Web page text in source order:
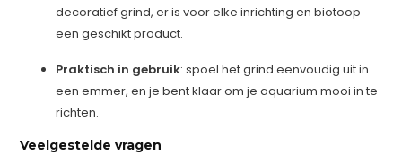
decoratief grind, er is voor elke inrichting en biotoop
een geschikt product.
Praktisch in gebruik: spoel het grind eenvoudig uit in
een emmer, en je bent klaar om je aquarium mooi in te
richten.
Veelgestelde vragen